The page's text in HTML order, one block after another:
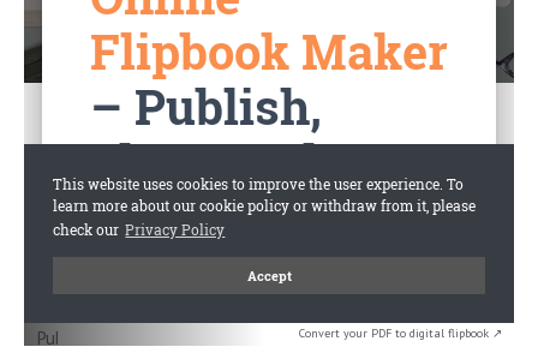
Convert your PDF to digital flipbook ↗